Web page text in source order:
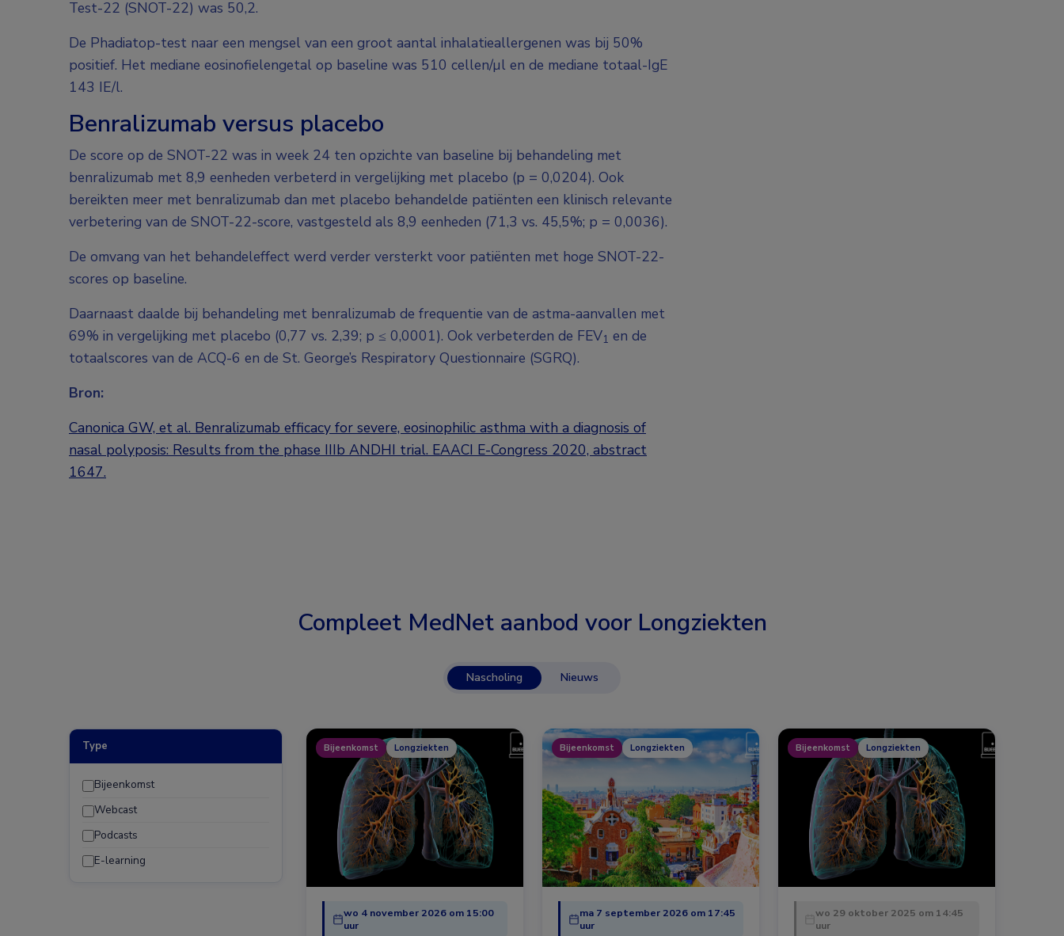
Test-22 (SNOT-22) was 50,2.
De Phadiatop-test naar een mengsel van een groot aantal inhalatieallergenen was bij 50%
positief. Het mediane eosinofielengetal op baseline was 510 cellen/µl en de mediane totaal-IgE
143 IE/l.
Benralizumab versus placebo
De score op de SNOT-22 was in week 24 ten opzichte van baseline bij behandeling met
benralizumab met 8,9 eenheden verbeterd in vergelijking met placebo (p = 0,0204). Ook
bereikten meer met benralizumab dan met placebo behandelde patiënten een klinisch relevante
verbetering van de SNOT-22-score, vastgesteld als 8,9 eenheden (71,3 vs. 45,5%; p = 0,0036).
De omvang van het behandeleffect werd verder versterkt voor patiënten met hoge SNOT-22-
scores op baseline.
Daarnaast daalde bij behandeling met benralizumab de frequentie van de astma-aanvallen met
69% in vergelijking met placebo (0,77 vs. 2,39; p ≤ 0,0001). Ook verbeterden de FEV1 en de
totaalscores van de ACQ-6 en de St. George’s Respiratory Questionnaire (SGRQ).
Bron:
Canonica GW, et al. Benralizumab efficacy for severe, eosinophilic asthma with a diagnosis of
nasal polyposis: Results from the phase IIIb ANDHI trial. EAACI E-Congress 2020, abstract
1647.
Compleet MedNet aanbod voor Longziekten
Nascholing Nieuws
Type
Bijeenkomst
Webcast
Podcasts
E-learning
Bijeenkomst Longziekten
wo 4 november 2026 om 15:00
uur
Bijeenkomst Longziekten
ma 7 september 2026 om 17:45
uur
Bijeenkomst Longziekten
wo 29 oktober 2025 om 14:45
uur